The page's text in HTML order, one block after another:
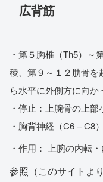
広背筋
・第５胸椎（Th5）～
稜、第９～１２肋骨を
ら水平に外側方に向か
・停止：上腕骨の上部
・胸背神経（C6 – C8
・作用： 上腕の内転
参照（このサイトよ